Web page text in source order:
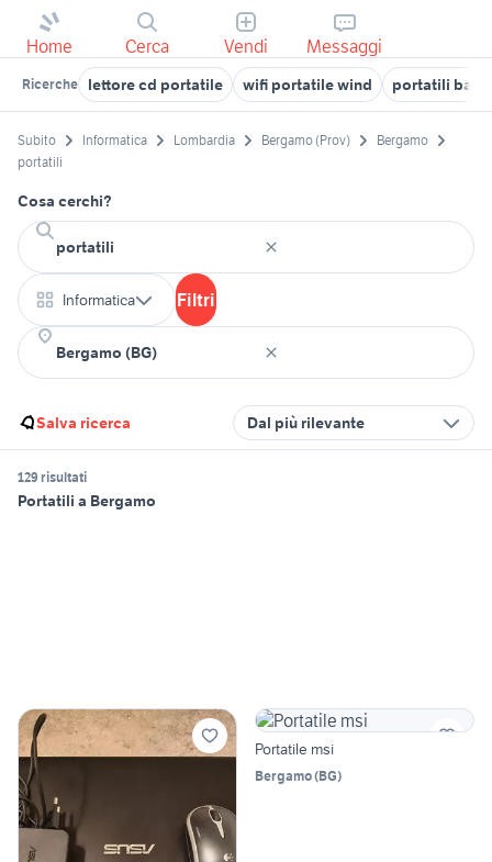
Home Cerca Vendi Messaggi
Ricerche lettore cd portatile wifi portatile wind portatili bari
Subito Informatica Lombardia Bergamo (Prov)
Bergamo
portatili
Cosa cerchi?
Informatica Filtri
Salva ricerca Dal più rilevante
129 risultati
Portatili a Bergamo
Portatile msi
Bergamo(BG)